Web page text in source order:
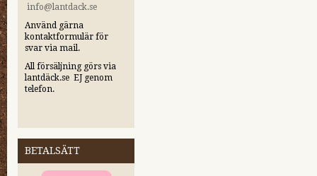
info@lantdack.se
Använd gärna
kontaktformulär för
svar via mail.
All försäljning görs via
lantdäck.se EJ genom
telefon.
BETALSÄTT